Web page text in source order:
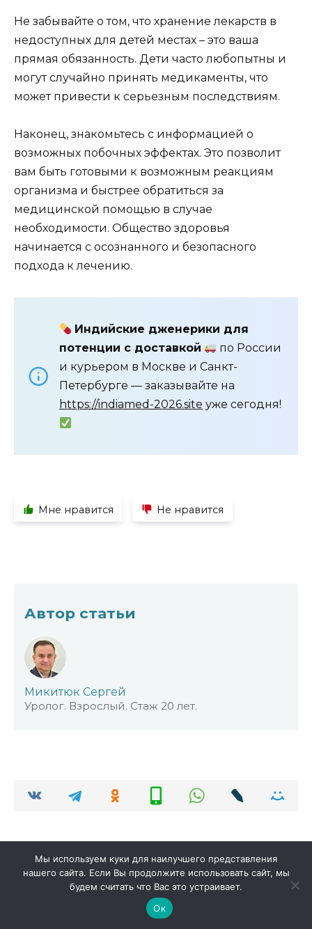
Не забывайте о том, что хранение лекарств в
недоступных для детей местах – это ваша
прямая обязанность. Дети часто любопытны и
могут случайно принять медикаменты, что
может привести к серьезным последствиям.
Наконец, знакомьтесь с информацией о
возможных побочных эффектах. Это позволит
вам быть готовыми к возможным реакциям
организма и быстрее обратиться за
медицинской помощью в случае
необходимости. Общество здоровья
начинается с осознанного и безопасного
подхода к лечению.
Индийские дженерики для
потенции с доставкой
по России
и курьером в Москве и Санкт-
Петербурге — заказывайте на
https://indiamed-2026.site уже сегодня!
Мне нравится Не нравится
Автор статьи
Микитюк Сергей
Уролог. Взрослый. Стаж 20 лет.
Добавить комментарий
Мы используем куки для наилучшего представления
нашего сайта. Если Вы продолжите использовать сайт, мы
будем считать что Вас это устраивает.
Ок